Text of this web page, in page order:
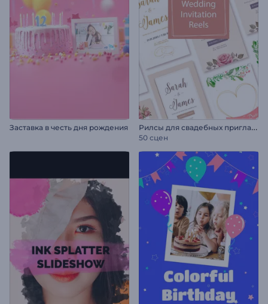
Заставка в честь дня рождения Р
илсы для свадебных приглашений
50 сцен